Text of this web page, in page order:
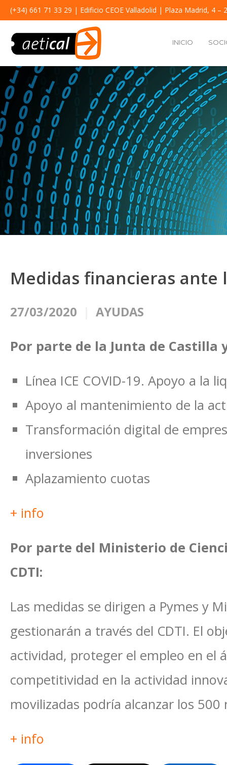
(+34) 661 71 33 29 | Edificio CEOE Valladolid | Plaza Madrid, 4 –
INICIO
Medidas financieras ante
27/03/2020 AYUDAS
Por parte de la Junta de Castilla
Línea ICE COVID-19. Apoyo a la
Apoyo al mantenimiento de la
Transformación digital de
inversiones
Aplazamiento cuotas
+ info
Por parte del Ministerio de
CDTI:
Las medidas se dirigen a Pymes y
gestionarán a través del CDTI. El
actividad, proteger el empleo en el
competitividad en la actividad
movilizadas podría alcanzar los 500
+ info